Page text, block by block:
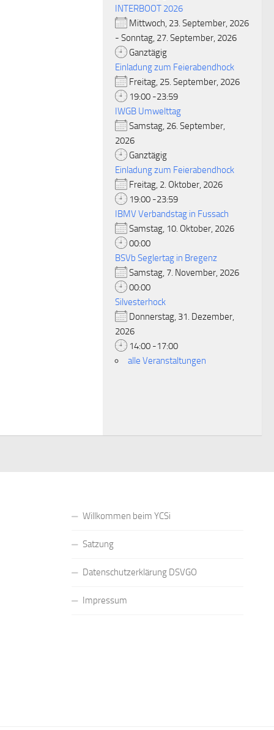
INTERBOOT 2026
Mittwoch, 23. September, 2026
- Sonntag, 27. September, 2026
Ganztägig
Einladung zum Feierabendhock
Freitag, 25. September, 2026
19:00 -23:59
IWGB Umwelttag
Samstag, 26. September,
2026
Ganztägig
Einladung zum Feierabendhock
Freitag, 2. Oktober, 2026
19:00 -23:59
IBMV Verbandstag in Fussach
Samstag, 10. Oktober, 2026
00:00
BSVb Seglertag in Bregenz
Samstag, 7. November, 2026
00:00
Silvesterhock
Donnerstag, 31. Dezember,
2026
14:00 -17:00
alle Veranstaltungen
Willkommen beim YCSi
Satzung
Datenschutzerklärung DSVGO
Impressum